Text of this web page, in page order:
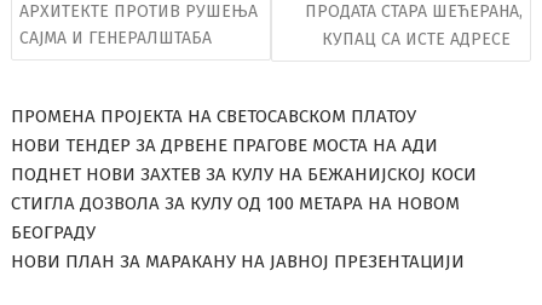
АРХИТЕКТЕ ПРОТИВ РУШЕЊА
САЈМА И ГЕНЕРАЛШТАБА
ПРОДАТА СТАРА ШЕЋЕРАНА,
КУПАЦ СА ИСТЕ АДРЕСЕ
ПРОМЕНА ПРОЈЕКТА НА СВЕТОСАВСКОМ ПЛАТОУ
НОВИ ТЕНДЕР ЗА ДРВЕНЕ ПРАГОВЕ МОСТА НА АДИ
ПОДНЕТ НОВИ ЗАХТЕВ ЗА КУЛУ НА БЕЖАНИЈСКОЈ КОСИ
СТИГЛА ДОЗВОЛА ЗА КУЛУ ОД 100 МЕТАРА НА НОВОМ
БЕОГРАДУ
НОВИ ПЛАН ЗА МАРАКАНУ НА ЈАВНОЈ ПРЕЗЕНТАЦИЈИ